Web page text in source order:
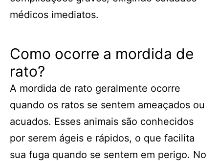
médicos imediatos.
Como ocorre a mordida de
rato?
A mordida de rato geralmente ocorre
quando os ratos se sentem ameaçados ou
acuados. Esses animais são conhecidos
por serem ágeis e rápidos, o que facilita
sua fuga quando se sentem em perigo. No